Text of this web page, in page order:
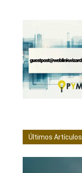
Últimos Artículos